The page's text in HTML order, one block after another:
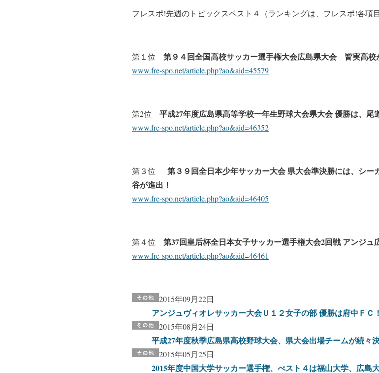
フレスポ!先週のトピックスベスト４（ランキングは、フレスポ!各項
第１位 第９４回全国高校サッカー選手権大会広島県大会 皆実高校
www.fre-spo.net/article.php?ao&aid=45579
第2位 平成27年度広島県高等学校一年生野球大会県大会 優勝は、尾
www.fre-spo.net/article.php?ao&aid=46352
第３位 第３９回全日本少年サッカー大会 県大会準決勝には、シー
谷が進出！
www.fre-spo.net/article.php?ao&aid=46405
第４位 第37回皇后杯全日本女子サッカー選手権大会2回戦 アンジュ
www.fre-spo.net/article.php?ao&aid=46461
2015年09月22日
アンジュヴィオレサッカー大会Ｕ１２女子の部 優勝は府中ＦＣ！
2015年08月24日
平成27年度秋季広島県高校野球大会、県大会出場チームが続々
2015年05月25日
2015年度中国大学サッカー選手権、べスト４は福山大学、広島